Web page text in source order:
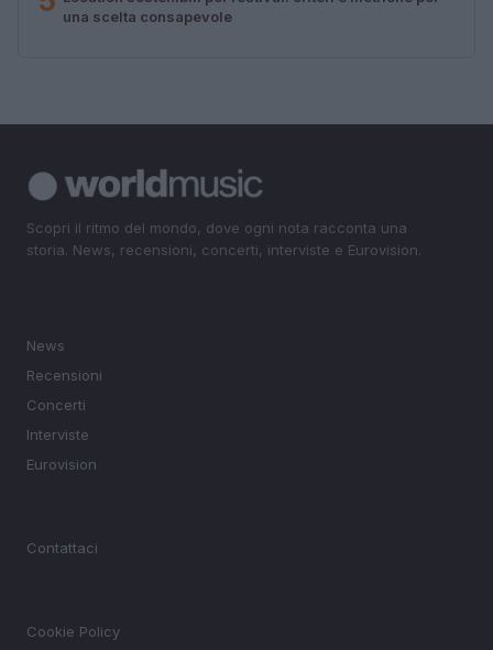
una scelta consapevole
Scopri il ritmo del mondo, dove ogni nota racconta una
storia. News, recensioni, concerti, interviste e Eurovision.
News
Recensioni
Concerti
Interviste
Eurovision
Contattaci
Cookie Policy